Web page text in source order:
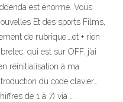
est énorme. Vous
Et des sports Films,
de rubrique….et + rien
qui est sur OFF. j’ai
réinitialisation à ma
du code clavier…
de 1 à 7) via …